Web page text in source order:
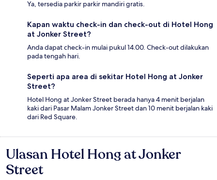
Ya, tersedia parkir parkir mandiri gratis.
Kapan waktu check-in dan check-out di Hotel Hong
at Jonker Street?
Anda dapat check-in mulai pukul 14.00. Check-out dilakukan
pada tengah hari.
Seperti apa area di sekitar Hotel Hong at Jonker
Street?
Hotel Hong at Jonker Street berada hanya 4 menit berjalan
kaki dari Pasar Malam Jonker Street dan 10 menit berjalan kaki
dari Red Square.
Ulasan
Ulasan Hotel Hong at Jonker
Street